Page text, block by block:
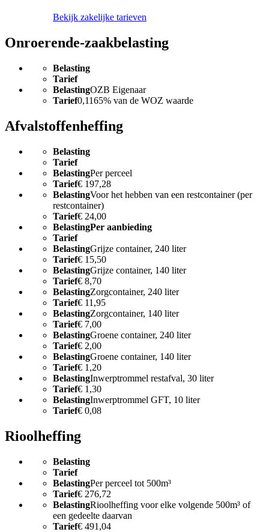
Bekijk zakelijke tarieven
Onroerende-zaakbelasting
Belasting
Tarief
BelastingOZB Eigenaar
Tarief0,1165% van de WOZ waarde
Afvalstoffenheffing
Belasting
Tarief
BelastingPer perceel
Tarief€ 197,28
BelastingVoor het hebben van een restcontainer (per
restcontainer)
Tarief€ 24,00
BelastingPer aanbieding
Tarief
BelastingGrijze container, 240 liter
Tarief€ 15,50
BelastingGrijze container, 140 liter
Tarief€ 8,70
BelastingZorgcontainer, 240 liter
Tarief€ 11,95
BelastingZorgcontainer, 140 liter
Tarief€ 7,00
BelastingGroene container, 240 liter
Tarief€ 2,00
BelastingGroene container, 140 liter
Tarief€ 1,20
BelastingInwerptrommel restafval, 30 liter
Tarief€ 1,30
BelastingInwerptrommel GFT, 10 liter
Tarief€ 0,08
Rioolheffing
Belasting
Tarief
BelastingPer perceel tot 500m³
Tarief€ 276,72
BelastingRioolheffing voor elke volgende 500m³ of
een gedeelte daarvan
Tarief€ 491,04